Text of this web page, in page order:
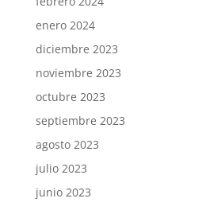
enero 2024
diciembre 2023
noviembre 2023
octubre 2023
septiembre 2023
agosto 2023
julio 2023
junio 2023